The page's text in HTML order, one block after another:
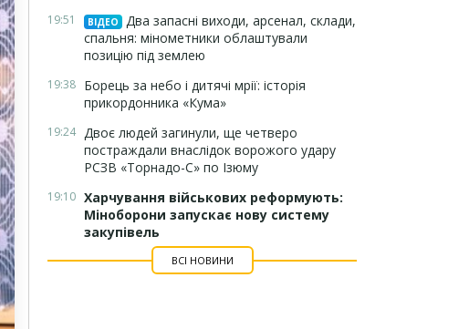
19:51 ВІДЕО
Два запасні виходи, арсенал, склади,
спальня: мінометники облаштували
позицію під землею
19:38 Борець за небо і дитячі мрії: історія
прикордонника «Кума»
19:24 Двоє людей загинули, ще четверо
постраждали внаслідок ворожого удару
РСЗВ «Торнадо-С» по Ізюму
19:10 Харчування військових реформують:
Міноборони запускає нову систему
закупівель
ВСІ НОВИНИ